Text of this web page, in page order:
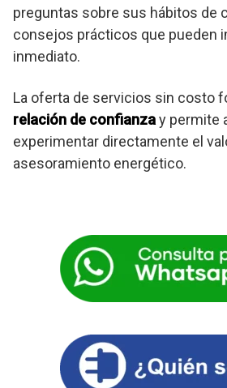
preguntas sobre sus hábitos de
consejos prácticos que pueden
inmediato.
La oferta de servicios sin costo
relación de confianzay permite
experimentar directamente el
asesoramiento energético.